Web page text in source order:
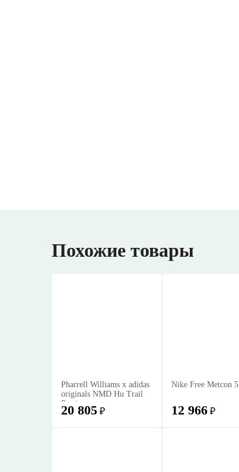
Похожие товары
Pharrell Williams x adidas
originals NMD Hu Trail
Passion
20 805 ₽
Nike Free Metcon 5
12 966 ₽